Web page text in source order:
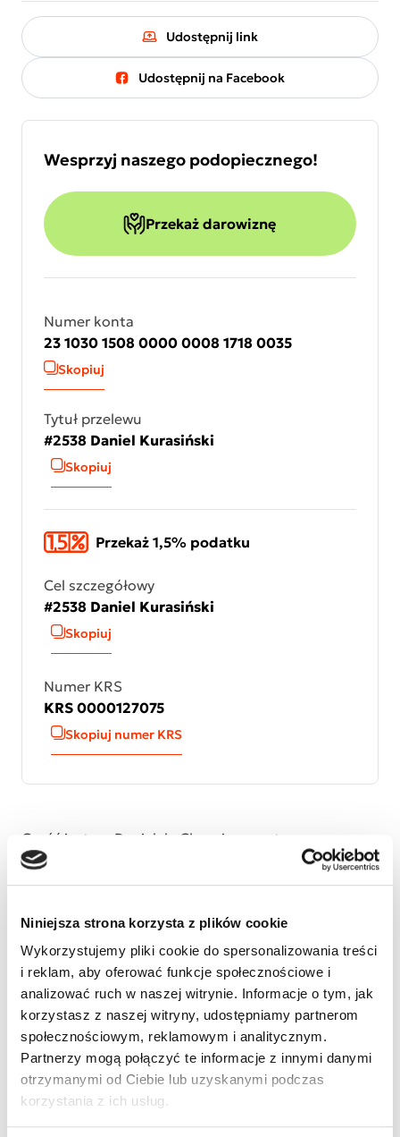
Niniejsza strona korzysta z plików cookie
Wykorzystujemy pliki cookie do spersonalizowania treści
i reklam, aby oferować funkcje społecznościowe i
analizować ruch w naszej witrynie. Informacje o tym, jak
korzystasz z naszej witryny, udostępniamy partnerom
społecznościowym, reklamowym i analitycznym.
Partnerzy mogą połączyć te informacje z innymi danymi
otrzymanymi od Ciebie lub uzyskanymi podczas
korzystania z ich usług.
Udostępnij link
Udostępnij na Facebook
Wesprzyj naszego podopiecznego!
Przekaż darowiznę
Numer konta
23 1030 1508 0000 0008 1718 0035
Skopiuj
Tytuł przelewu
#2538 Daniel Kurasiński
Skopiuj
Przekaż 1,5% podatku
Cel szczegółowy
#2538 Daniel Kurasiński
Skopiuj
Numer KRS
KRS 0000127075
Skopiuj numer KRS
Cześć jestem Danielek. Choruję na autyzm z
cechami zespołu hiperkinetycznego i obniżonym
napięciem mięśniowym. Razem z moją mamą
Nie możemy się doczekać aż samodzielnie narysuję
coś swoimi rączkami. Proszę o pomoc ponieważ,
Prawdziwie Wielcy ludzie, wywołują w nas poczucie,
że sami możemy stać się wielcy. Dziękujemy za
każdą otrzymaną pomoc.